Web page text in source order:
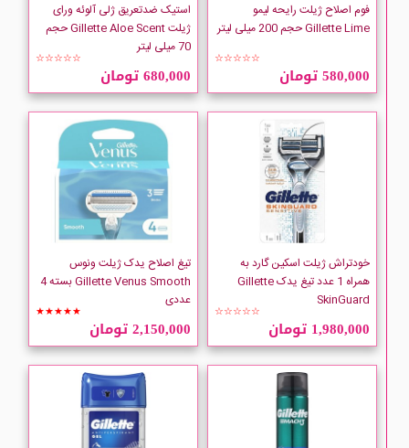
فوم اصلاح ژیلت رایحه لیمو
Gillette Lime حجم 200 میلی لیتر
☆☆☆☆☆
580,000 تومان
استیک ضدتعریق ژلی آلوئه ورای
ژیلت Gillette Aloe Scent حجم
70 میلی لیتر
☆☆☆☆☆
680,000 تومان
خودتراش ژیلت اسکین گارد به
همراه 1 عدد تیغ یدک Gillette
SkinGuard
☆☆☆☆☆
1,980,000 تومان
تیغ اصلاح یدک ژیلت ونوس
Gillette Venus Smooth بسته 4
عددی
★★★★★
2,150,000 تومان